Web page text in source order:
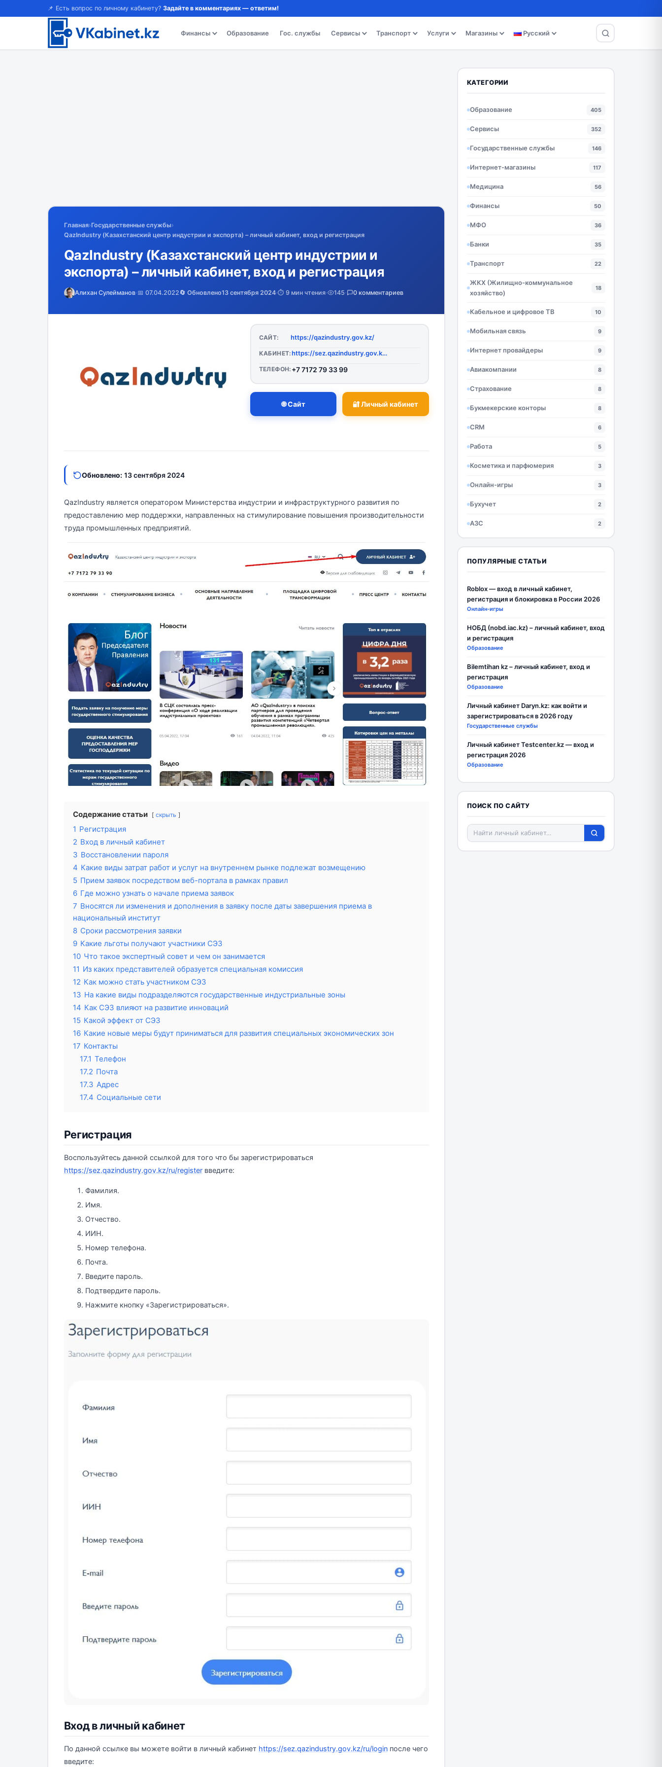
📌 Есть вопрос по личному кабинету? Задайте в комментариях — ответим!
Финансы Образование Гос. службы Сервисы Транспорт Услуги Магазины Русский
Главная›Государственные службы›
QazIndustry (Казахстанский центр индустрии и экспорта) – личный кабинет, вход и регистрация
QazIndustry (Казахстанский центр индустрии и
экспорта) – личный кабинет, вход и регистрация
Алихан Сулейманов·📅 07.04.2022🔄 Обновлено13 сентября 2024·⏱️ 9 мин чтения· 145· 0 комментариев
САЙТ: https://qazindustry.gov.kz/
КАБИНЕТ: https://sez.qazindustry.gov.kz/ru/login
ТЕЛЕФОН: +7 7172 79 33 99
🌐 Сайт 🔐 Личный кабинет
Обновлено: 13 сентября 2024
QazIndustry является оператором Министерства индустрии и инфраструктурного развития по
предоставлению мер поддержки, направленных на стимулирование повышения производительности
труда промышленных предприятий.
Содержание статьи скрыть
1 Регистрация
2 Вход в личный кабинет
3 Восстановлении пароля
4 Какие виды затрат работ и услуг на внутреннем рынке подлежат возмещению
5 Прием заявок посредством веб-портала в рамках правил
6 Где можно узнать о начале приема заявок
7 Вносятся ли изменения и дополнения в заявку после даты завершения приема в
национальный институт
8 Сроки рассмотрения заявки
9 Какие льготы получают участники СЭЗ
10 Что такое экспертный совет и чем он занимается
11 Из каких представителей образуется специальная комиссия
12 Как можно стать участником СЭЗ
13 На какие виды подразделяются государственные индустриальные зоны
14 Как СЭЗ влияют на развитие инноваций
15 Какой эффект от СЭЗ
16 Какие новые меры будут приниматься для развития специальных экономических зон
17 Контакты
17.1 Телефон
17.2 Почта
17.3 Адрес
17.4 Социальные сети
Регистрация
Воспользуйтесь данной ссылкой для того что бы зарегистрироваться
https://sez.qazindustry.gov.kz/ru/registerвведите:
Фамилия.
Имя.
Отчество.
ИИН.
Номер телефона.
Почта.
Введите пароль.
Подтвердите пароль.
Нажмите кнопку «Зарегистрироваться».
Вход в личный кабинет
По данной ссылке вы можете войти в личный кабинет https://sez.qazindustry.gov.kz/ru/loginпосле чего
введите:
КАТЕГОРИИ
Образование 405
Сервисы 352
Государственные службы 146
Интернет-магазины 117
Медицина 56
Финансы 50
МФО 36
Банки 35
Транспорт 22
ЖКХ (Жилищно-коммунальное
хозяйство)
18
Кабельное и цифровое ТВ 10
Мобильная связь 9
Интернет провайдеры 9
Авиакомпании 8
Страхование 8
Букмекерские конторы 8
CRM 6
Работа 5
Косметика и парфюмерия 3
Онлайн-игры 3
Бухучет 2
АЗС 2
ПОПУЛЯРНЫЕ СТАТЬИ
Roblox — вход в личный кабинет,
регистрация и блокировка в России 2026
Онлайн-игры
НОБД (nobd.iac.kz) – личный кабинет, вход
и регистрация
Образование
Bilemtihan kz – личный кабинет, вход и
регистрация
Образование
Личный кабинет Daryn.kz: как войти и
зарегистрироваться в 2026 году
Государственные службы
Личный кабинет Testcenter.kz — вход и
регистрация 2026
Образование
ПОИСК ПО САЙТУ